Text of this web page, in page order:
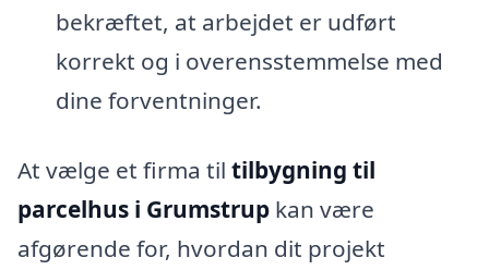
bekræftet, at arbejdet er udført
korrekt og i overensstemmelse med
dine forventninger.
At vælge et firma til tilbygning til
parcelhus i Grumstrup kan være
afgørende for, hvordan dit projekt